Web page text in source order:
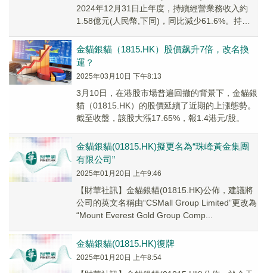
2024年12月31日止年度，持續經營業務收入約
1.58億元(人民幣,下同)，同比減少61.6%。持續
金貓銀貓（1815.HK）股價飙升7倍，改名換
運？
2025年03月10日 下午8:13
3月10日，在港股市場普遍回撤的背景下，金貓銀
貓（01815.HK）的股價延續了近期的上漲態勢。
截至收盤，該股大漲17.65%，報1.4港元/股。
金貓銀貓(01815.HK)擬更名為“珠峰黃金集團
有限公司”
2025年01月20日 上午9:46
【財華社訊】金貓銀貓(01815.HK)公佈，建議將
公司的英文名稱由“CSMall Group Limited”更改為
“Mount Everest Gold Group Comp...
金貓銀貓(01815.HK)復牌
2025年01月20日 上午8:54